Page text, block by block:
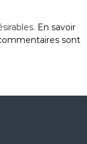
En savoir
sont